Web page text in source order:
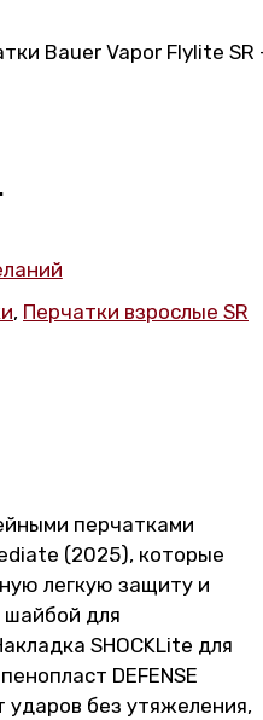
, Перчатки взрослые SR
перчатками
(2025), которые
легкую защиту и
шайбой для
SHOCKLite для
DEFENSE
ударов без утяжеления,